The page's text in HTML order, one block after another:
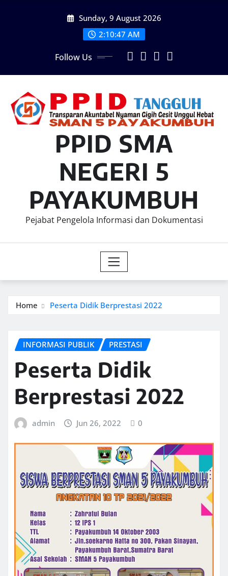
Sunday, 9 August 2026
2:10:48 AM
Follow Us
PPID SMA
NEGERI 5
PAYAKUMBUH
Pejabat Pengelola Informasi dan Dokumentasi
Home Peserta Didik Berprestasi 2022
INFORMASI PUBLIK PRESTASI
Peserta Didik
Berprestasi 2022
admin Jun 26, 2022 0